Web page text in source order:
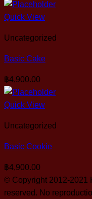
Quick View
Uncategorized
Basic Cake
฿4,900.00
Quick View
Uncategorized
Basic Cookie
฿4,900.00
© Copyright 2012-2021
reserved. No